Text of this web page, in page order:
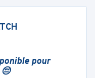
pour